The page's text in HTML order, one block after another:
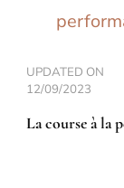
UPDATED ON
12/09/2023
La course à la